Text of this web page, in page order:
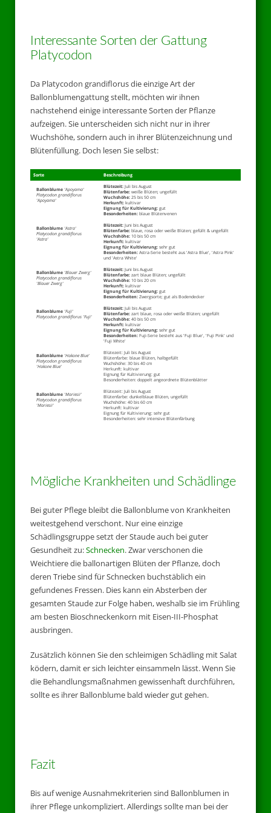
Interessante Sorten der Gattung
Platycodon
Da Platycodon grandiflorus die einzige Art der
Ballonblumengattung stellt, möchten wir ihnen
nachstehend einige interessante Sorten der Pflanze
aufzeigen. Sie unterscheiden sich nicht nur in ihrer
Wuchshöhe, sondern auch in ihrer Blütenzeichnung und
Blütenfüllung. Doch lesen Sie selbst:
Sorte Beschreibung
Ballonblume 'Apoyama'
Platycodon grandiflorus
'Apoyama'
Blütezeit: Juli bis August
Blütenfarbe: weiße Blüten; ungefüllt
Wuchshöhe: 25 bis 50 cm
Herkunft: kultivar
Eignung für Kultivierung: gut
Besonderheiten: blaue Blütenvenen
Ballonblume 'Astra'
Platycodon grandiflorus
'Astra'
Blütezeit: Juni bis August
Blütenfarbe: blaue, rosa oder weiße Blüten; gefüllt & ungefüllt
Wuchshöhe: 10 bis 50 cm
Herkunft: kultivar
Eignung für Kultivierung: sehr gut
Besonderheiten: Astra-Serie besteht aus 'Astra Blue', 'Astra Pink'
und 'Astra White'
Ballonblume 'Blauer Zwerg'
Platycodon grandiflorus
'Blauer Zwerg'
Blütezeit: Juni bis August
Blütenfarbe: zart blaue Blüten; ungefüllt
Wuchshöhe: 10 bis 20 cm
Herkunft: kultivar
Eignung für Kultivierung: gut
Besonderheiten: Zwergsorte; gut als Bodendecker
Ballonblume 'Fuji'
Platycodon grandiflorus 'Fuji'
Blütezeit: Juli bis August
Blütenfarbe: zart blaue, rosa oder weiße Blüten; ungefüllt
Wuchshöhe: 40 bis 50 cm
Herkunft: kultivar
Eignung für Kultivierung: sehr gut
Besonderheiten: Fuji-Serie besteht aus 'Fuji Blue', 'Fuji Pink' und
'Fuji White'
Ballonblume 'Hakone Blue'
Platycodon grandiflorus
'Hakone Blue'
Blütezeit: Juli bis August
Blütenfarbe: blaue Blüten, halbgefüllt
Wuchshöhe: 30 bis 40 cm
Herkunft: kultivar
Eignung für Kultivierung: gut
Besonderheiten: doppelt angeordnete Blütenblätter
Ballonblume 'Mariesii'
Platycodon grandiflorus
'Mariesii'
Blütezeit: Juli bis August
Blütenfarbe: dunkelblaue Blüten, ungefüllt
Wuchshöhe: 40 bis 60 cm
Herkunft: kultivar
Eignung für Kultivierung: sehr gut
Besonderheiten: sehr intensive Blütenfärbung
Mögliche Krankheiten und Schädlinge
Bei guter Pflege bleibt die Ballonblume von Krankheiten
weitestgehend verschont. Nur eine einzige
Schädlingsgruppe setzt der Staude auch bei guter
Gesundheit zu:Schnecken. Zwar verschonen die
Weichtiere die ballonartigen Blüten der Pflanze, doch
deren Triebe sind für Schnecken buchstäblich ein
gefundenes Fressen. Dies kann ein Absterben der
gesamten Staude zur Folge haben, weshalb sie im Frühling
am besten Bioschneckenkorn mit Eisen-III-Phosphat
ausbringen.
Zusätzlich können Sie den schleimigen Schädling mit Salat
ködern, damit er sich leichter einsammeln lässt. Wenn Sie
die Behandlungsmaßnahmen gewissenhaft durchführen,
sollte es ihrer Ballonblume bald wieder gut gehen.
Fazit
Bis auf wenige Ausnahmekriterien sind Ballonblumen in
ihrer Pflege unkompliziert. Allerdings sollte man bei der